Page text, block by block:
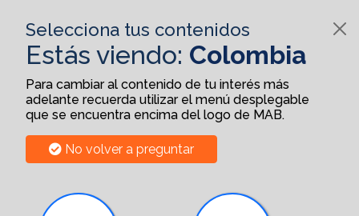
Selecciona tus contenidos
Estás viendo: Colombia
Para cambiar al contenido de tu interés más
adelante recuerda utilizar el menú desplegable
que se encuentra encima del logo de MAB.
No volver a preguntar